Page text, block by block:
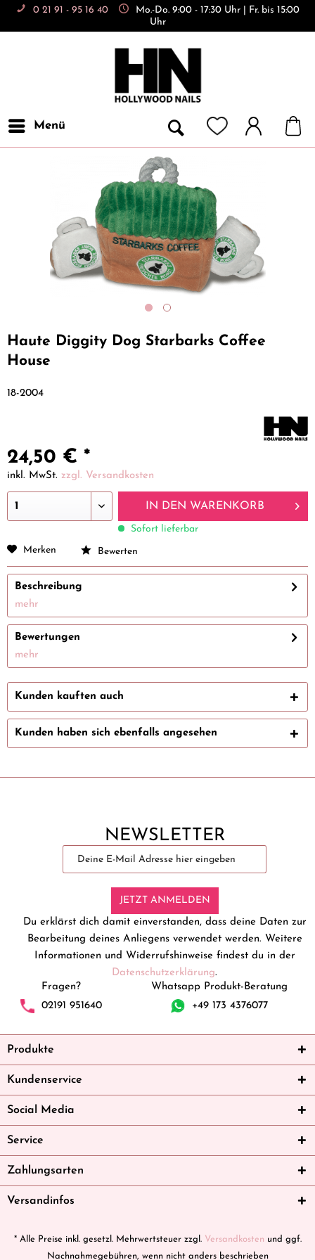
0 21 91 - 95 16 40
Mo.-Do. 9:00 - 17:30 Uhr | Fr. bis 15:00
Uhr
Menü
Haute Diggity Dog Starbarks Coffee
House
18-2004
24,50 € *
inkl. MwSt. zzgl. Versandkosten
IN DEN WARENKORB
Sofort lieferbar
Merken
Bewerten
Beschreibung
mehr
Bewertungen
mehr
Kunden kauften auch
Kunden haben sich ebenfalls angesehen
NEWSLETTER
JETZT ANMELDEN
Du erklärst dich damit einverstanden, dass deine Daten zur
Bearbeitung deines Anliegens verwendet werden. Weitere
Informationen und Widerrufshinweise findest du in der
Datenschutzerklärung.
Fragen?
02191 951640
Whatsapp Produkt-Beratung
+49 173 4376077
Produkte
Kundenservice
Social Media
Service
Zahlungsarten
Versandinfos
* Alle Preise inkl. gesetzl. Mehrwertsteuer zzgl. Versandkosten und ggf.
Nachnahmegebühren, wenn nicht anders beschrieben